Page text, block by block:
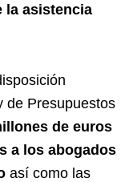
la asistencia
de Presupuestos
de euros
a los abogados
así como las